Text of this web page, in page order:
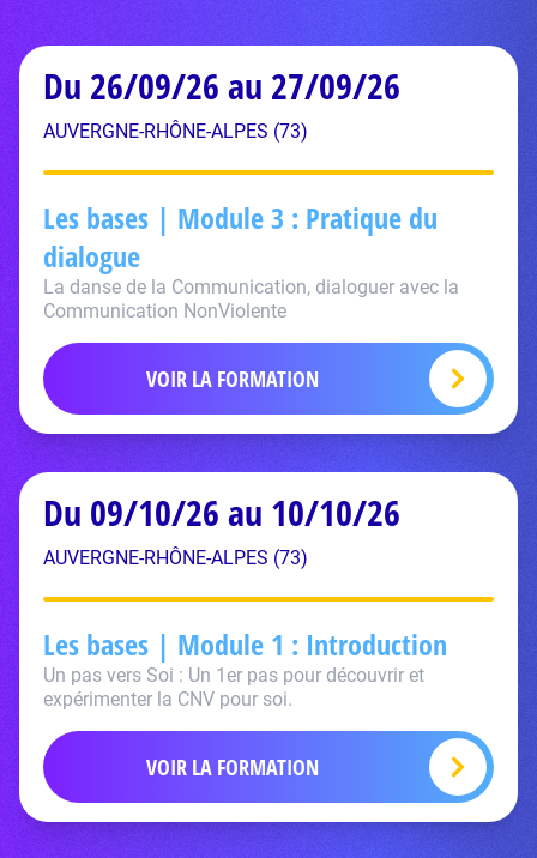
Du 26/09/26 au 27/09/26
AUVERGNE-RHÔNE-ALPES (73)
Les bases | Module 3 : Pratique du
dialogue
La danse de la Communication, dialoguer avec la
Communication NonViolente
VOIR LA FORMATION
Du 09/10/26 au 10/10/26
AUVERGNE-RHÔNE-ALPES (73)
Les bases | Module 1 : Introduction
Un pas vers Soi : Un 1er pas pour découvrir et
expérimenter la CNV pour soi.
VOIR LA FORMATION